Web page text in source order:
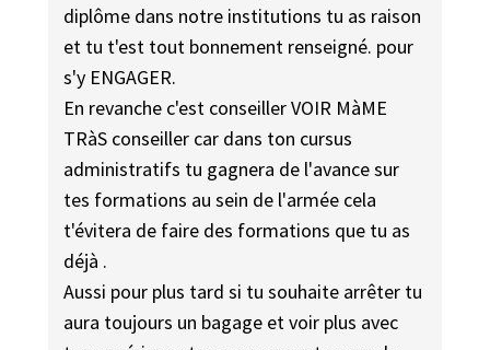
diplôme dans notre institutions tu as raison
et tu t'est tout bonnement renseigné. pour
s'y ENGAGER.
En revanche c'est conseiller VOIR MàME
TRàS conseiller car dans ton cursus
administratifs tu gagnera de l'avance sur
tes formations au sein de l'armée cela
t'évitera de faire des formations que tu as
déjà .
Aussi pour plus tard si tu souhaite arrêter tu
aura toujours un bagage et voir plus avec